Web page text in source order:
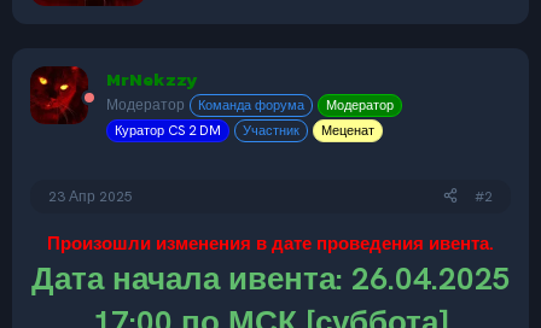
MrNekzzy
Модератор Команда форума
Модератор
Куратор CS 2 DM
Участник Меценат
23 Апр 2025 #2
Произошли изменения в дате проведения ивента.
Дата начала ивента: 26.04.2025